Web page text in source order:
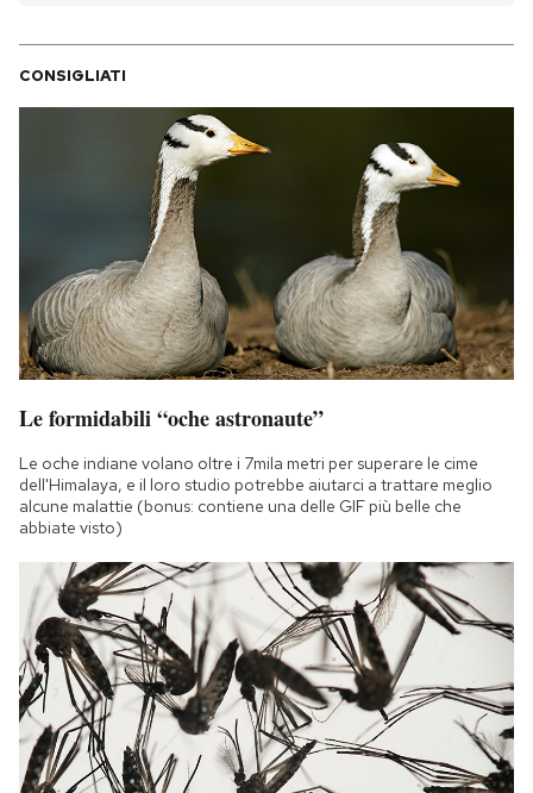
CONSIGLIATI
Le formidabili “oche astronaute”
Le oche indiane volano oltre i 7mila metri per superare le cime
dell'Himalaya, e il loro studio potrebbe aiutarci a trattare meglio
alcune malattie (bonus: contiene una delle GIF più belle che
abbiate visto)